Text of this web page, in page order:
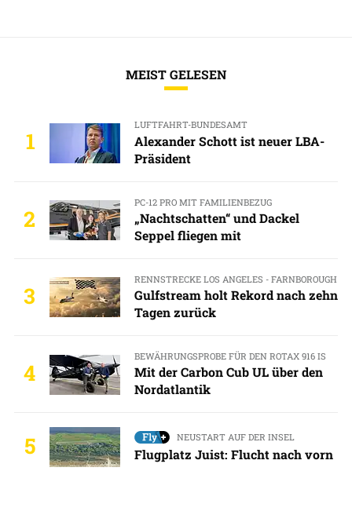
MEIST GELESEN
1
LUFTFAHRT-BUNDESAMT
Alexander Schott ist neuer LBA-
Präsident
2
PC-12 PRO MIT FAMILIENBEZUG
„Nachtschatten“ und Dackel
Seppel fliegen mit
3
RENNSTRECKE LOS ANGELES - FARNBOROUGH
Gulfstream holt Rekord nach zehn
Tagen zurück
4
BEWÄHRUNGSPROBE FÜR DEN ROTAX 916 IS
Mit der Carbon Cub UL über den
Nordatlantik
5 NEUSTART AUF DER INSEL
Flugplatz Juist: Flucht nach vorn